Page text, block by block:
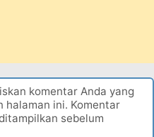
komentar Anda yang
halaman ini. Komentar
sebelum